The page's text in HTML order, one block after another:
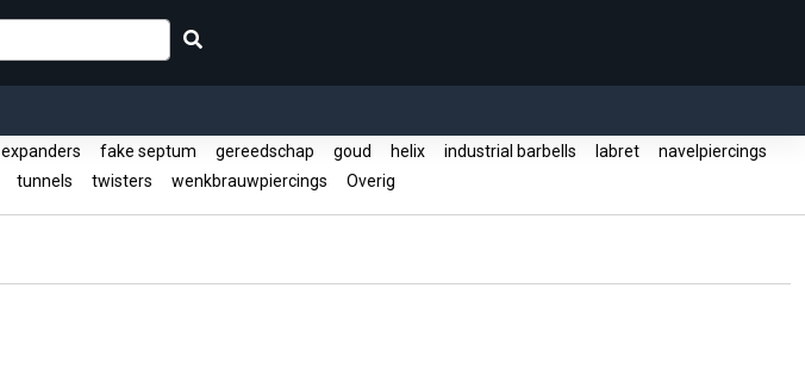
expanders fake septum gereedschap goud helix industrial barbells labret
navelpiercings
tunnels twisters wenkbrauwpiercings Overig